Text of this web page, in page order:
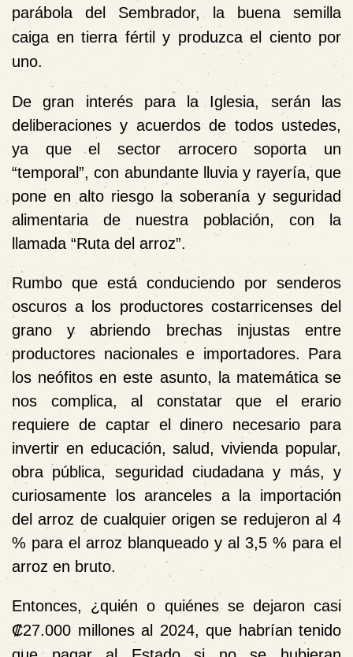
parábola del Sembrador, la buena semilla
caiga en tierra fértil y produzca el ciento por
uno.
De gran interés para la Iglesia, serán las
deliberaciones y acuerdos de todos ustedes,
ya que el sector arrocero soporta un
“temporal”, con abundante lluvia y rayería, que
pone en alto riesgo la soberanía y seguridad
alimentaria de nuestra población, con la
llamada “Ruta del arroz”.
Rumbo que está conduciendo por senderos
oscuros a los productores costarricenses del
grano y abriendo brechas injustas entre
productores nacionales e importadores. Para
los neófitos en este asunto, la matemática se
nos complica, al constatar que el erario
requiere de captar el dinero necesario para
invertir en educación, salud, vivienda popular,
obra pública, seguridad ciudadana y más, y
curiosamente los aranceles a la importación
del arroz de cualquier origen se redujeron al 4
% para el arroz blanqueado y al 3,5 % para el
arroz en bruto.
Entonces, ¿quién o quiénes se dejaron casi
₡27.000 millones al 2024, que habrían tenido